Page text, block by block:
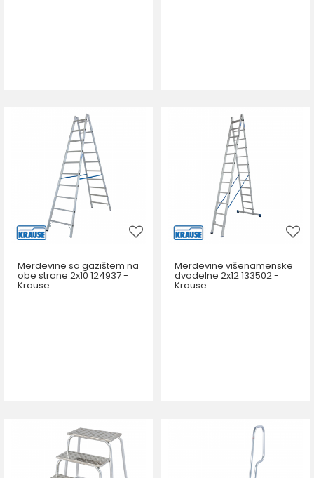
Merdevine sa gazištem na
obe strane 2x10 124937 -
Krause
Merdevine višenamenske
dvodelne 2x12 133502 -
Krause